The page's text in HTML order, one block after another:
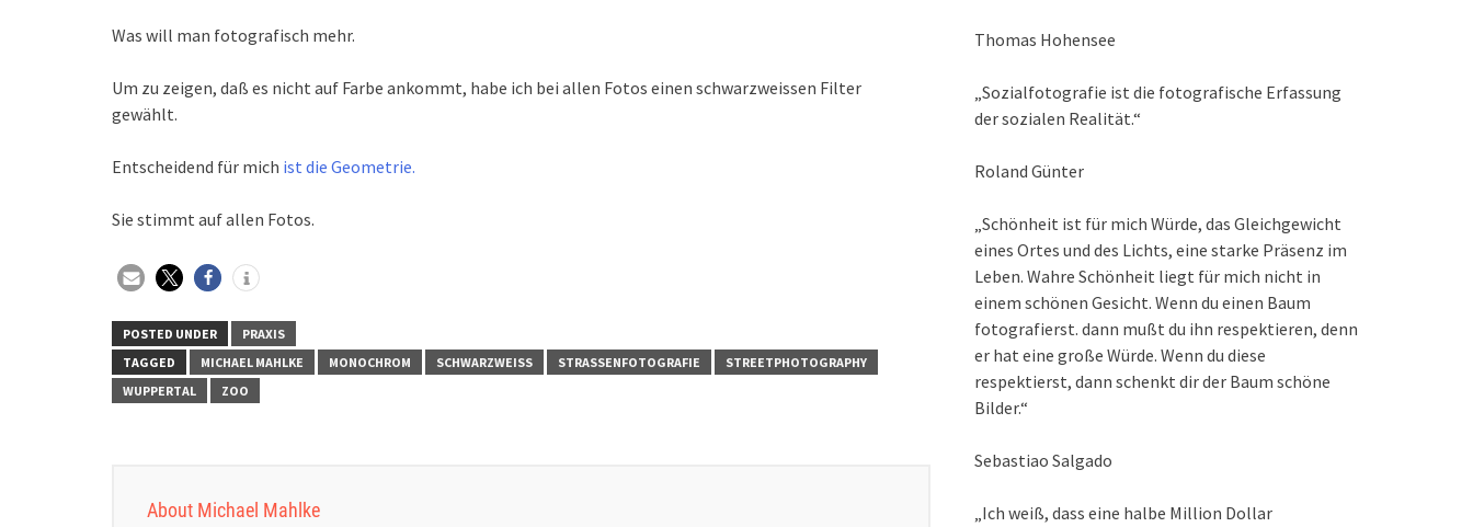
Was will man fotografisch mehr.
Um zu zeigen, daß es nicht auf Farbe ankommt, habe ich bei allen Fotos einen schwarzweissen Filter
gewählt.
Entscheidend für mich ist die Geometrie.
Sie stimmt auf allen Fotos.
POSTED UNDER
PRAXIS
TAGGED
MICHAEL MAHLKE MONOCHROM SCHWARZWEISS STRASSENFOTOGRAFIE
STREETPHOTOGRAPHY
WUPPERTAL
ZOO
About Michael Mahlke
Thomas Hohensee
„Sozialfotografie ist die fotografische Erfassung
der sozialen Realität.“
Roland Günter
„Schönheit ist für mich Würde, das Gleichgewicht
eines Ortes und des Lichts, eine starke Präsenz im
Leben. Wahre Schönheit liegt für mich nicht in
einem schönen Gesicht. Wenn du einen Baum
fotografierst. dann mußt du ihn respektieren, denn
er hat eine große Würde. Wenn du diese
respektierst, dann schenkt dir der Baum schöne
Bilder.“
Sebastiao Salgado
„Ich weiß, dass eine halbe Million Dollar